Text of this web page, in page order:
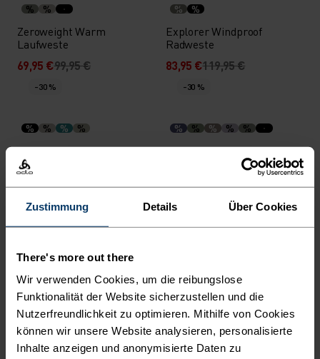
Zustimmung Details Über Cookies
There's more out there
Wir verwenden Cookies, um die reibungslose
Funktionalität der Website sicherzustellen und die
Nutzerfreundlichkeit zu optimieren. Mithilfe von Cookies
können wir unsere Website analysieren, personalisierte
Inhalte anzeigen und anonymisierte Daten zu
% %
Zeroweight Warm
Laufweste
69,95 €99,95 €
% %
Explorer Windproof
Radweste
83,95 €119,95 €
-30 %
% % % %
Ascent Hybrid
Isolationsjacke
139,95 €199,95 €
-30 %
% % % % %
X-Alp 3L Skijacke
314,95 €449,95 €
-30 %
Laufweste
69,95 €99,95 €
-30 %
Wasserdicht
Laufjacke
188,95 €269,95 €
-40 %
Wasserdicht